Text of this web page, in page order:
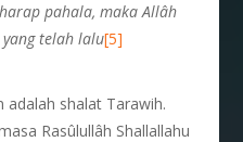
pahala, maka Allâh
yang telah lalu[5]
adalah shalat Tarawih.
Rasûlullâh Shallallahu